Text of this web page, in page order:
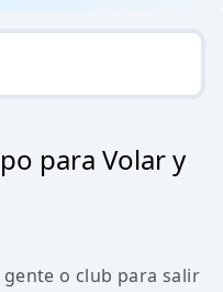
para Volar y
o club para salir